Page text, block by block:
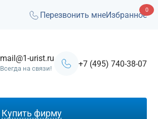
Перезвонить мнеИзбранное
0
mail@1-urist.ru
Всегда на связи! +7 (495) 740-38-07
Купить фирму